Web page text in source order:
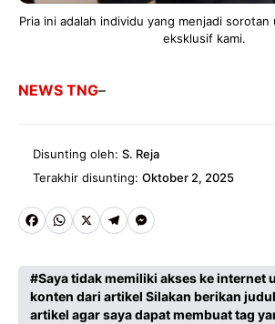
Pria ini adalah individu yang menjadi sorotan
eksklusif kami.
NEWS TNG–
Disunting oleh: S. Reja
Terakhir disunting: Oktober 2, 2025
Fa
b
o
W
ts
A
X
Te
gr
a
M
se
n
Saya tidak memiliki akses ke internet
konten dari artikel Silakan berikan
artikel agar saya dapat membuat tag